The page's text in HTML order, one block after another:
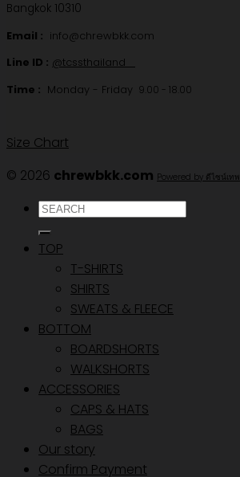
Bangkok 10310
Email : info@chrewbkk.com
Line ID : @tcssthailand
Time : Monday - Friday 9.00 - 18.00
Size Chart
© 2026 chrewbkk.com Powered by ดีไซน์เทพ
ค้นหา:
TOP
T-SHIRTS
SHIRTS
SWEATS & FLEECE
BOTTOM
BOARDSHORTS
WALKSHORTS
ACCESSORIES
CAPS & HATS
BAGS
Our story
Confirm Payment